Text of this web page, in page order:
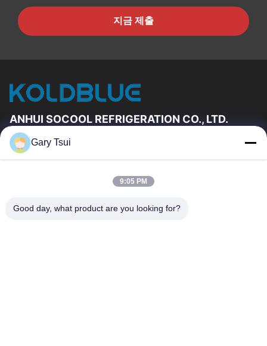
지금 제출
ANHUI SOCOOL REFRIGERATION CO., LTD.
빠른 링크
우리에 대하여
공장 여행
품질 관리
Gary Tsui
9:05 PM
Good day, what product are you looking for?